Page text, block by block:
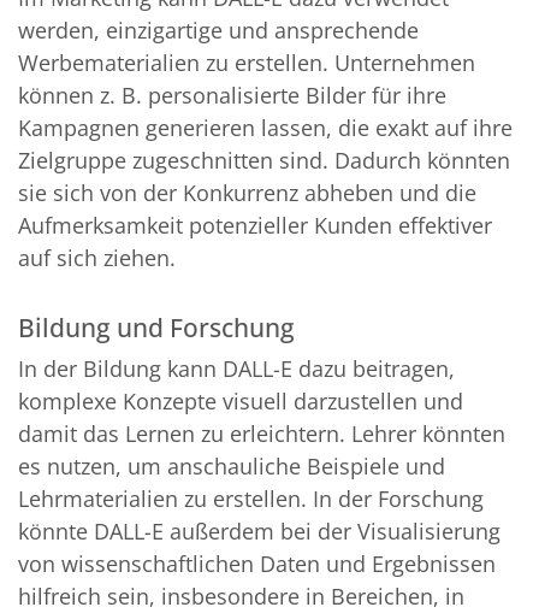
werden, einzigartige und ansprechende
Werbematerialien zu erstellen. Unternehmen
können z. B. personalisierte Bilder für ihre
Kampagnen generieren lassen, die exakt auf ihre
Zielgruppe zugeschnitten sind. Dadurch könnten
sie sich von der Konkurrenz abheben und die
Aufmerksamkeit potenzieller Kunden effektiver
auf sich ziehen.
Bildung und Forschung
In der Bildung kann DALL-E dazu beitragen,
komplexe Konzepte visuell darzustellen und
damit das Lernen zu erleichtern. Lehrer könnten
es nutzen, um anschauliche Beispiele und
Lehrmaterialien zu erstellen. In der Forschung
könnte DALL-E außerdem bei der Visualisierung
von wissenschaftlichen Daten und Ergebnissen
hilfreich sein, insbesondere in Bereichen, in